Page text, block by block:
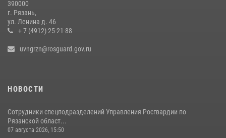
Воры не пройдут (видео)
10 июля 2026, 07:25
390000
г. Рязань,
ул. Ленина д. 46
+ 7 (4912) 25-21-88
uvngrzn@rosguard.gov.ru
НОВОСТИ
Сотрудники спецподразделений Управления Росгвардии по
Рязанской област...
07 августа 2026, 15:50